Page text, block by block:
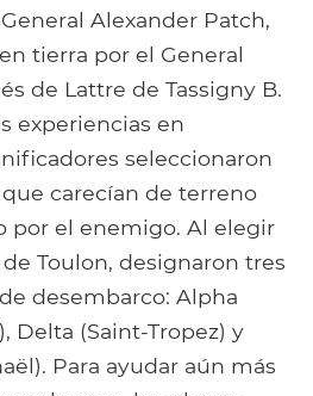
Alexander Patch,
tierra por el General
de Lattre de Tassigny B.
experiencias en
seleccionaron
carecían de terreno
por el enemigo. Al elegir
Toulon, designaron tres
desembarco: Alpha
Delta (Saint-Tropez) y
Para ayudar aún más